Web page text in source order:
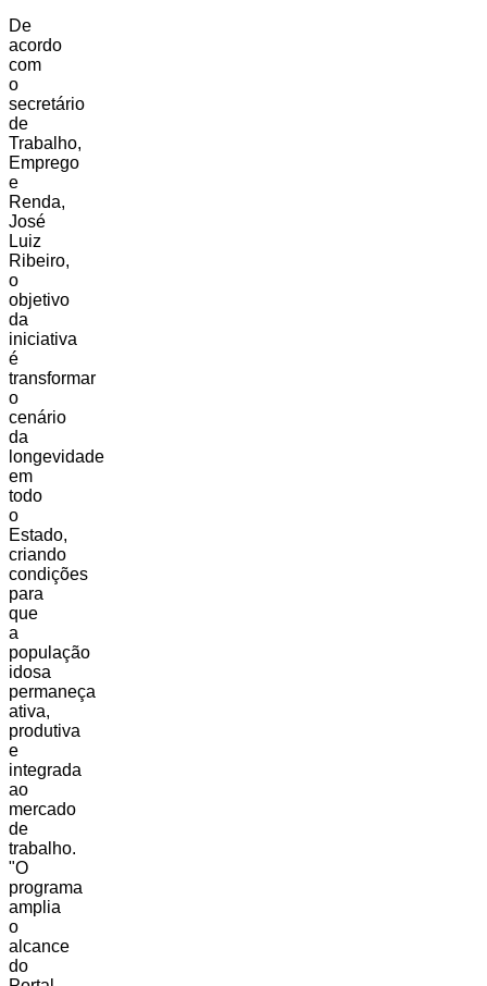
De
acordo
com
o
secretário
de
Trabalho,
Emprego
e
Renda,
José
Luiz
Ribeiro,
o
objetivo
da
iniciativa
é
transformar
o
cenário
da
longevidade
em
todo
o
Estado,
criando
condições
para
que
a
população
idosa
permaneça
ativa,
produtiva
e
integrada
ao
mercado
de
trabalho.
"O
programa
amplia
o
alcance
do